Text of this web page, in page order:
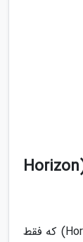
1. هتل هوریزون کارون بیچ (Horizon
هتل هوریزون کارون بیچ (Horizon Karon Beach) که فقط